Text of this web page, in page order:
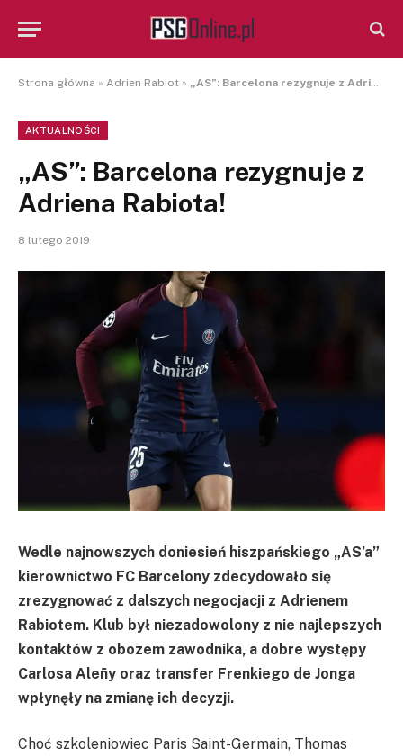
Strona główna » Adrien Rabiot » „AS”: Barcelona rezygnuje z Adriena Rabiota!
AKTUALNOŚCI
„AS”: Barcelona rezygnuje z
Adriena Rabiota!
8 lutego 2019
Wedle najnowszych doniesień hiszpańskiego „AS’a”
kierownictwo FC Barcelony zdecydowało się
zrezygnować z dalszych negocjacji z Adrienem
Rabiotem. Klub był niezadowolony z nie najlepszych
kontaktów z obozem zawodnika, a dobre występy
Carlosa Aleñy oraz transfer Frenkiego de Jonga
wpłynęły na zmianę ich decyzji.
Choć szkoleniowiec Paris Saint-Germain, Thomas